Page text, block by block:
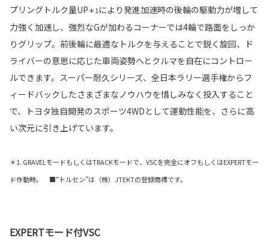
プリングトルク量UP＊1 により発進加速時の後輪の駆動力が増して
力強く加速し、強烈なGが加わるコーナーでは4輪で路面をしっか
りグリップ。前後輪に最適なトルクを与えることで鋭く旋回、ド
ライバーの意思に応じた車両姿勢へとクルマを自在にコントロー
ルできます。スーパー耐久シリーズ、全日本ラリー選手権からフ
ィードバックしたさまざまなノウハウを惜しみなく投入すること
で、トヨタ独自開発のスポーツ4WDとして運動性能を、さらに高
い次元に引き上げています。
＊1. GRAVELモードもしくはTRACKモードで、VSCを完全にオフもしくはEXPERTモー
ド作動時。 ■“トルセン”は（株）JTEKTの登録商標です。
EXPERTモード付VSC